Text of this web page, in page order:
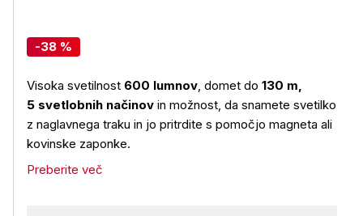
-38 %
Visoka svetilnost 600 lumnov, domet do 130 m,
5 svetlobnih načinov in možnost, da snamete svetilko
z naglavnega traku in jo pritrdite s pomočjo magneta ali
kovinske zaponke.
Preberite več